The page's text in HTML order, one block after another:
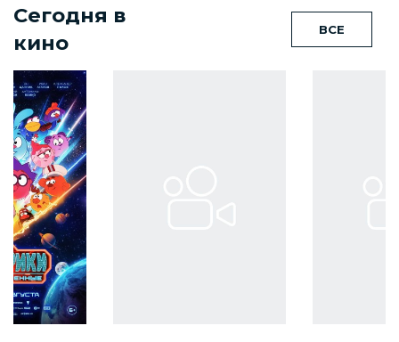
Сегодня в
кино
ВСЕ